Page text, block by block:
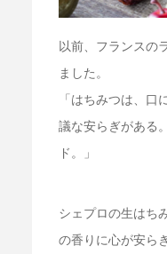
以前、フランスの
ました。
「はちみつは、
議な安らぎがある
ド。」
シェプロの生はち
の香りに心が安ら